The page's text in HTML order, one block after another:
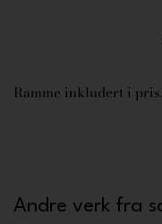
Ramme inkludert i pris.
Andre verk fra